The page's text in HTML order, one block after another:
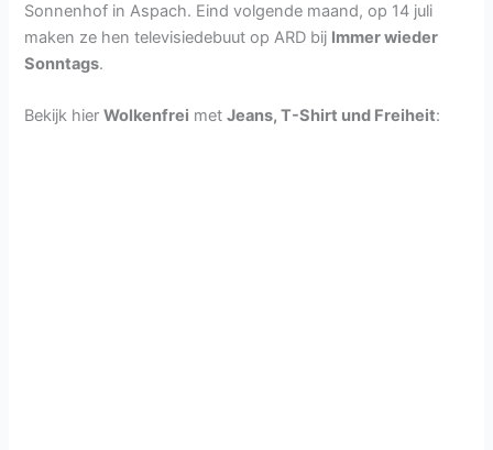
Sonnenhof in Aspach. Eind volgende maand, op 14 juli
maken ze hen televisiedebuut op ARD bij Immer wieder
Sonntags.
Bekijk hierWolkenfrei metJeans, T-Shirt und Freiheit: